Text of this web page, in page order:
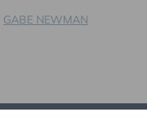
GABE NEWMAN